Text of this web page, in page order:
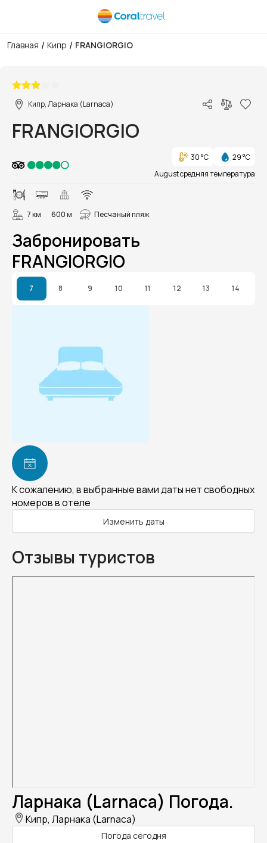
Главная / Кипр / FRANGIORGIO
Кипр, Ларнака (Larnaca)
FRANGIORGIO
30 °C
29 °C
August средняя температура
7 км 600 м Песчаный пляж
Забронировать
FRANGIORGIO
7 8 9 10 11 12 13 14
К сожалению, в выбранные вами даты нет свободных
номеров в отеле
Изменить даты
Отзывы туристов
Ларнака (Larnaca) Погода.
Кипр, Ларнака (Larnaca)
Погода сегодня